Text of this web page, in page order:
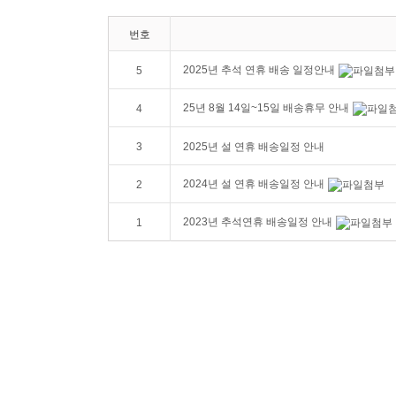
번호
5 2025년 추석 연휴 배송 일정안내
4 25년 8월 14일~15일 배송휴무 안내
3 2025년 설 연휴 배송일정 안내
2 2024년 설 연휴 배송일정 안내
1 2023년 추석연휴 배송일정 안내